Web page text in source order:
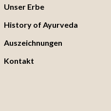
Unser Erbe
History of Ayurveda
Auszeichnungen
Kontakt